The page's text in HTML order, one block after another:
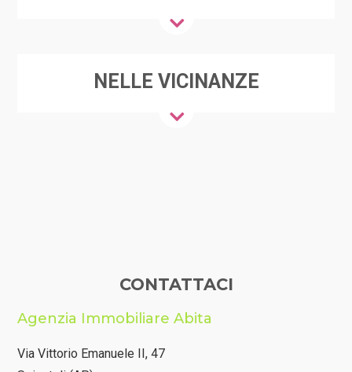
NELLE VICINANZE
CONTATTACI
Agenzia Immobiliare Abita
Via Vittorio Emanuele II, 47